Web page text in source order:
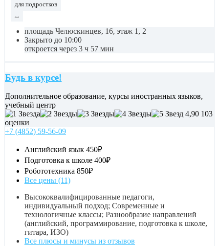
для подростков
...
площадь Челюскинцев, 16, этаж 1, 2
Закрыто до 10:00
откроется через 3 ч 57 мин
Будь в курсе!
Дополнительное образование, курсы иностранных языков,
учебный центр
4,90 103
оценки
+7 (4852) 59-56-09
Английский язык 450₽
Подготовка к школе 400₽
Робототехника 850₽
Все цены (11)
Высококвалифицированные педагоги,
индивидуальный подход; Современные и
технологичные классы; Разнообразие направлений
(английский, программирование, подготовка к школе,
гитара, ИЗО)
Все плюсы и минусы из отзывов